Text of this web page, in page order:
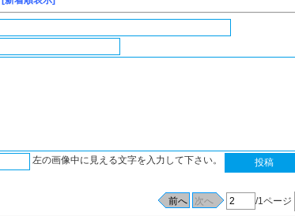
左の画像中に見える文字を入力して下さい。
/1ページ